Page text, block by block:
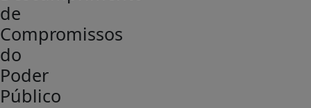
de
Compromissos
do
Poder
Público